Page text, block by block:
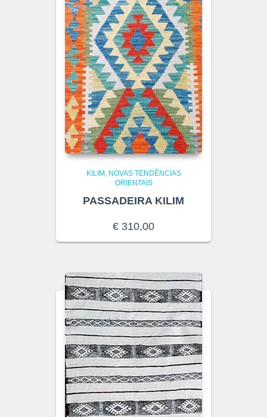
KILIM
NOVAS TENDÊNCIAS
ORIENTAIS
PASSADEIRA KILIM
€ 310,00